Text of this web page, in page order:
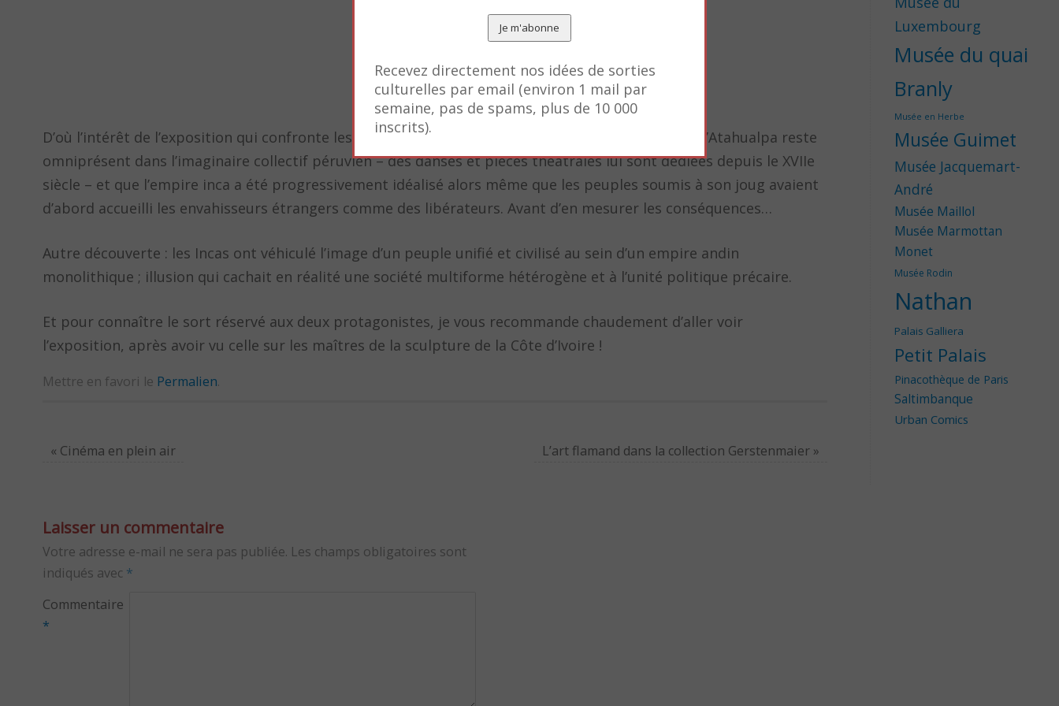
D’où l’intérêt de l’exposition qui confronte les points de vue des deux partis. On apprend aussi qu’Atahualpa reste
omniprésent dans l’imaginaire collectif péruvien – des danses et pièces théâtrales lui sont dédiées depuis le XVIIe
siècle – et que l’empire inca a été progressivement idéalisé alors même que les peuples soumis à son joug avaient
d’abord accueilli les envahisseurs étrangers comme des libérateurs. Avant d’en mesurer les conséquences…
Autre découverte : les Incas ont véhiculé l’image d’un peuple unifié et civilisé au sein d’un empire andin
monolithique ; illusion qui cachait en réalité une société multiforme hétérogène et à l’unité politique précaire.
Et pour connaître le sort réservé aux deux protagonistes, je vous recommande chaudement d’aller voir
l’exposition, après avoir vu celle sur les maîtres de la sculpture de la Côte d’Ivoire !
Mettre en favori le Permalien.
« Cinéma en plein air L’art flamand dans la collection Gerstenmaier »
Laisser un commentaire
Votre adresse e-mail ne sera pas publiée. Les champs obligatoires sont
indiqués avec *
Commentaire
*
Luxembourg
Musée du quai
Branly
Musée en Herbe
Musée Guimet
Musée Jacquemart-
André
Musée Maillol
Musée Marmottan
Monet
Musée Rodin
Nathan
Palais Galliera
Petit Palais
Pinacothèque de Paris
Saltimbanque
Urban Comics
Recevez directement nos idées de sorties
culturelles par email (environ 1 mail par
semaine, pas de spams, plus de 10 000
inscrits).